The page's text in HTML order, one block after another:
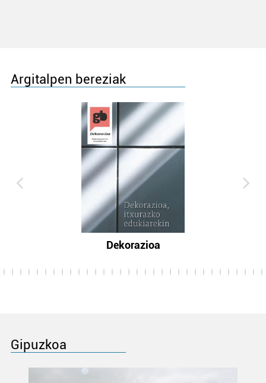
Argitalpen bereziak
Dekorazioa
Gipuzkoa